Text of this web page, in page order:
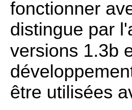
fonctionner
distingue par
versions 1.3b
être utilisées